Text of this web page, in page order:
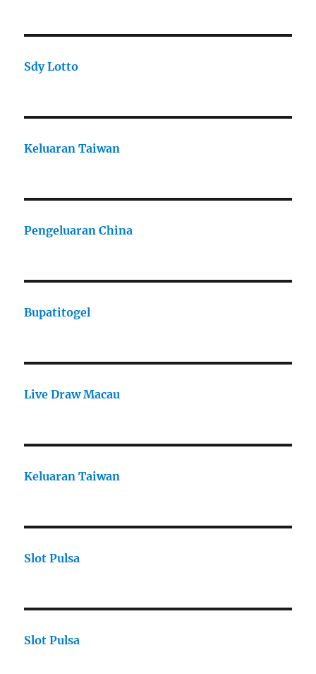
Sdy Lotto
Keluaran Taiwan
Pengeluaran China
Bupatitogel
Live Draw Macau
Keluaran Taiwan
Slot Pulsa
Slot Pulsa